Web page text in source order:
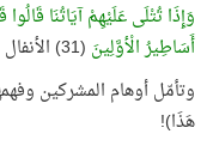
وَإِذَا تُتْلَى عَلَيْهِمْ آيَاتُنَا
أَسَاطِيرُ الْأوَّلِينَ (31) الأنفال
وتأمّل أوهام المشركين
هَذَا)!